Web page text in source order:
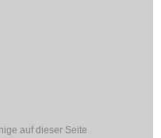
auf dieser Seite